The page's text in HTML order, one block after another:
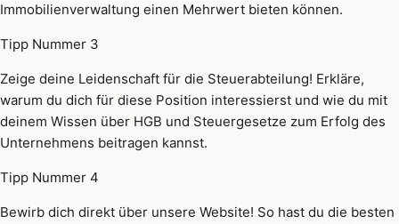
Immobilienverwaltung einen Mehrwert bieten können.
Tipp Nummer 3
Zeige deine Leidenschaft für die Steuerabteilung! Erkläre,
warum du dich für diese Position interessierst und wie du mit
deinem Wissen über HGB und Steuergesetze zum Erfolg des
Unternehmens beitragen kannst.
Tipp Nummer 4
Bewirb dich direkt über unsere Website! So hast du die besten